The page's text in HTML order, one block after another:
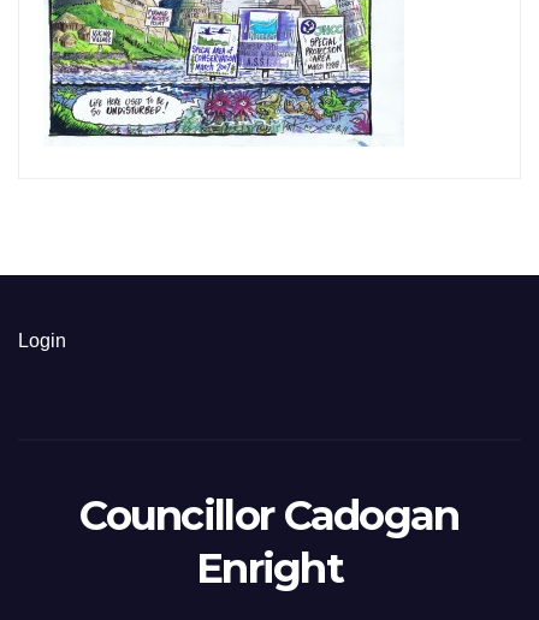
Login
Councillor Cadogan
Enright